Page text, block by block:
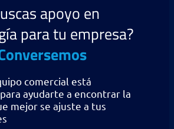
apoyo en
para tu empresa?
comercial está
ayudarte a encontrar la
mejor se ajuste a tus